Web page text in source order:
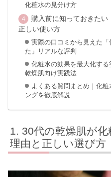
化粧水の見分け方
購入前に知っておきたい
正しい使い方
実際の口コミから見えた
た」リアルな評判
化粧水の効果を最大化す
乾燥肌向け実践法
よくある質問まとめ｜化
ングを徹底解説
30代の乾燥肌が
理由と正しい選び方